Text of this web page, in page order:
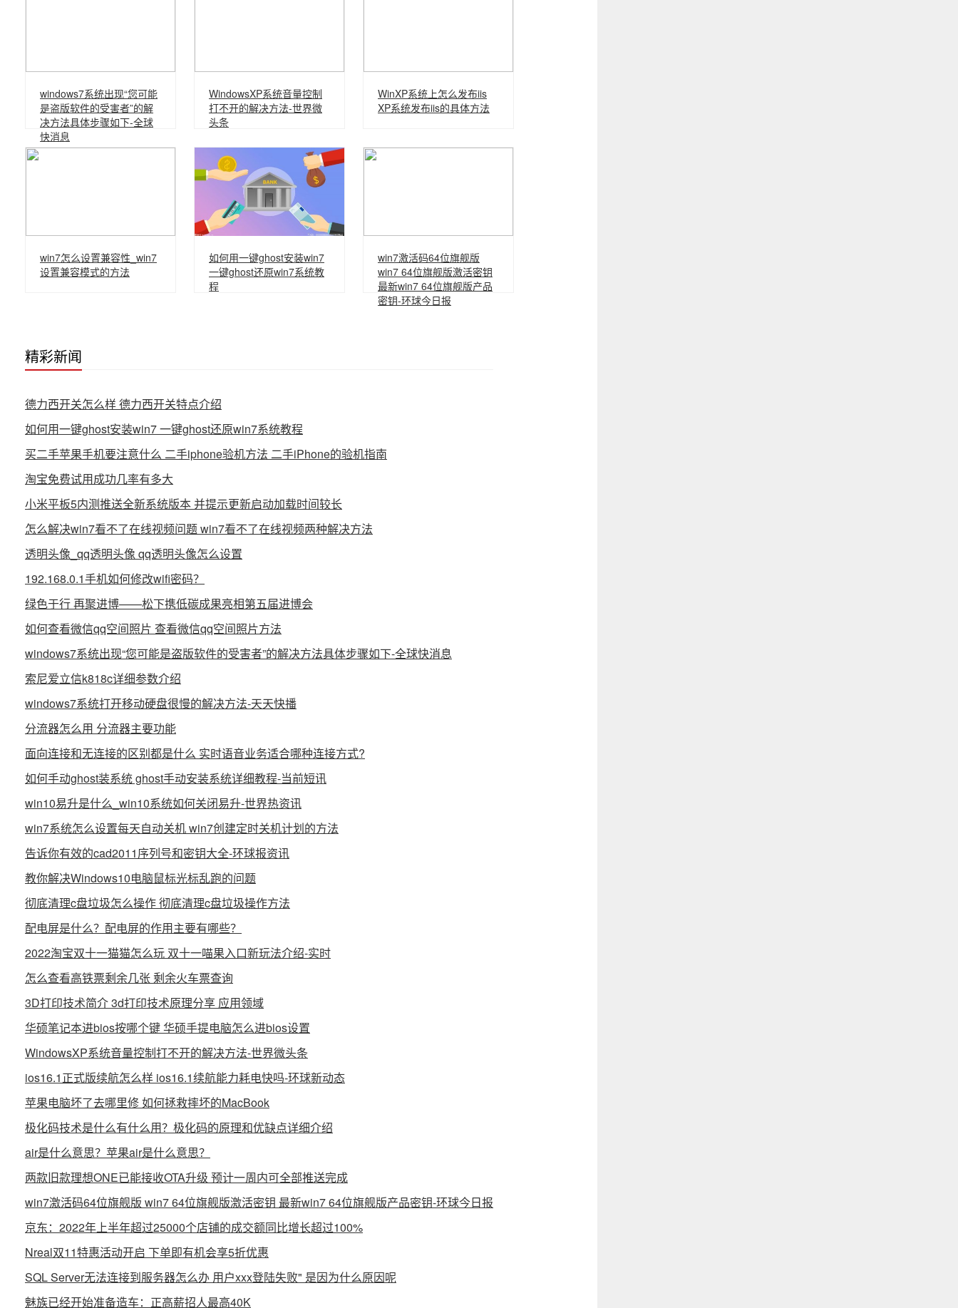
windows7系统出现“您可能
是盗版软件的受害者”的解
决方法具体步骤如下-全球
快消息
WindowsXP系统音量控制
打不开的解决方法-世界微
头条
WinXP系统上怎么发布iis
XP系统发布iis的具体方法
win7怎么设置兼容性_win7
设置兼容模式的方法
如何用一键ghost安装win7
一键ghost还原win7系统教
程
win7激活码64位旗舰版
win7 64位旗舰版激活密钥
最新win7 64位旗舰版产品
密钥-环球今日报
精彩新闻
德力西开关怎么样 德力西开关特点介绍
如何用一键ghost安装win7 一键ghost还原win7系统教程
买二手苹果手机要注意什么 二手iphone验机方法 二手iPhone的验机指南
淘宝免费试用成功几率有多大
小米平板5内测推送全新系统版本 并提示更新启动加载时间较长
怎么解决win7看不了在线视频问题 win7看不了在线视频两种解决方法
透明头像_qq透明头像 qq透明头像怎么设置
192.168.0.1手机如何修改wifi密码？
绿色于行 再聚进博——松下携低碳成果亮相第五届进博会
如何查看微信qq空间照片 查看微信qq空间照片方法
windows7系统出现“您可能是盗版软件的受害者”的解决方法具体步骤如下-全球快消息
索尼爱立信k818c详细参数介绍
windows7系统打开移动硬盘很慢的解决方法-天天快播
分流器怎么用 分流器主要功能
面向连接和无连接的区别都是什么 实时语音业务适合哪种连接方式?
如何手动ghost装系统 ghost手动安装系统详细教程-当前短讯
win10易升是什么_win10系统如何关闭易升-世界热资讯
win7系统怎么设置每天自动关机 win7创建定时关机计划的方法
告诉你有效的cad2011序列号和密钥大全-环球报资讯
教你解决Windows10电脑鼠标光标乱跑的问题
彻底清理c盘垃圾怎么操作 彻底清理c盘垃圾操作方法
配电屏是什么？配电屏的作用主要有哪些？
2022淘宝双十一猫猫怎么玩 双十一喵果入口新玩法介绍-实时
怎么查看高铁票剩余几张 剩余火车票查询
3D打印技术简介 3d打印技术原理分享 应用领域
华硕笔记本进bios按哪个键 华硕手提电脑怎么进bios设置
WindowsXP系统音量控制打不开的解决方法-世界微头条
ios16.1正式版续航怎么样 ios16.1续航能力耗电快吗-环球新动态
苹果电脑坏了去哪里修 如何拯救摔坏的MacBook
极化码技术是什么有什么用？极化码的原理和优缺点详细介绍
air是什么意思？苹果air是什么意思？
两款旧款理想ONE已能接收OTA升级 预计一周内可全部推送完成
win7激活码64位旗舰版 win7 64位旗舰版激活密钥 最新win7 64位旗舰版产品密钥-环球今日报
京东：2022年上半年超过25000个店铺的成交额同比增长超过100%
Nreal双11特惠活动开启 下单即有机会享5折优惠
SQL Server无法连接到服务器怎么办 用户xxx登陆失败" 是因为什么原因呢
魅族已经开始准备造车：正高薪招人最高40K